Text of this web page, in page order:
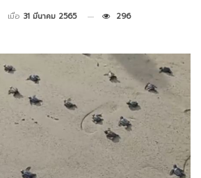
เมื่อ 31 มีนาคม 2565 296